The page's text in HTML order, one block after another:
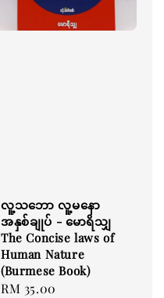
လူ့သဘော လူ့မနော
အနှစ်ချုပ် - မောရိသျှ
The Concise laws of
Human Nature
(Burmese Book)
Regular
RM 35.00